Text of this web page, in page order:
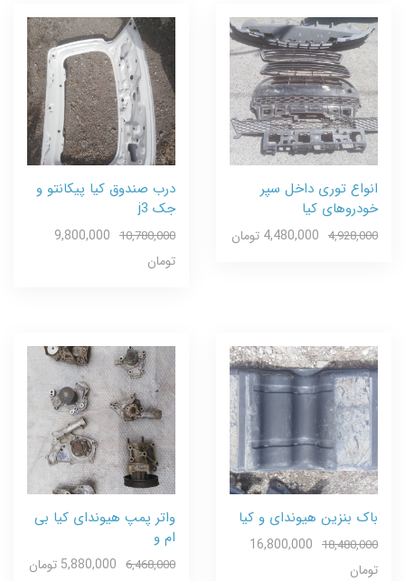
انواع توری داخل سپر
خودروهای کیا
4,928,000 4,480,000 تومان
درب صندوق کیا پیکانتو و
جک j3
10,780,000
9,800,000
تومان
باک بنزین هیوندای و کیا
18,480,000
16,800,000
تومان
واتر پمپ هیوندای کیا بی
ام و
6,468,000 5,880,000 تومان